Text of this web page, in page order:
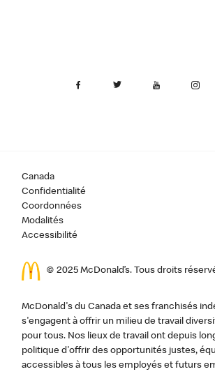
Canada
Confidentialité
Coordonnées
Modalités
Accessibilité
© 2025 McDonald’s. Tous droits
McDonald's du Canada et ses franchisés
s'engagent à offrir un milieu de travail
pour tous. Nos lieux de travail ont depuis
politique d'offrir des opportunités justes,
accessibles à tous les employés et futurs